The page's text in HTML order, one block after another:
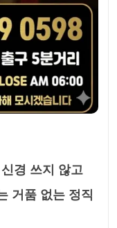
경 쓰지 않고
거품 없는 정직